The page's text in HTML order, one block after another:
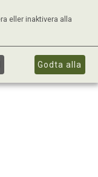
eller inaktivera alla
Godta alla